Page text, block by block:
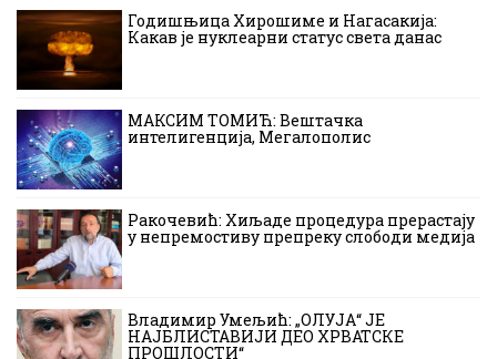
Годишњица Хирошиме и Нагасакија:
Какав је нуклеарни статус света данас
МАКСИМ ТОМИЋ: Вештачка
интелигенција, Мегалополис
Ракочевић: Хиљаде процедура прерастају
у непремостиву препреку слободи медија
Владимир Умељић: „ОЛУЈА“ ЈЕ
НАЈБЛИСТАВИЈИ ДЕО ХРВАТСКЕ
ПРОШЛОСТИ“